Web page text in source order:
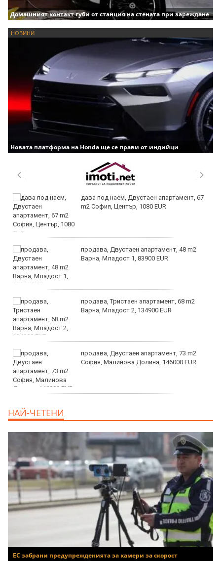
Домашният контакт губи от станция на стената при зареждане
НОВИНИ
Новата платформа на Honda ще се прави от индийци
дава под наем, Двустаен апартамент, 67
m2 София, Център, 1080 EUR
продава, Двустаен апартамент, 48 m2
Варна, Младост 1, 83900 EUR
продава, Тристаен апартамент, 68 m2
Варна, Младост 2, 134900 EUR
продава, Двустаен апартамент, 73 m2
София, Малинова Долина, 146000 EUR
НАЙ-ЧЕТЕНИ
ЕС забрани предупрежденията за камери за скорост